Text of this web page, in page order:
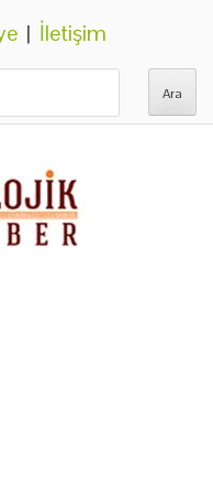
| İletişim